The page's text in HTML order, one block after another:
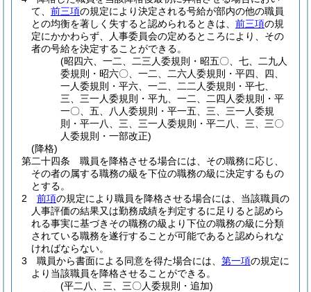
て、 前三項の規定により決定される号給が部内の他の職員
との均衡を著しく失すると認められるときは、 前三項の規
定にかかわらず、人事委員会の定めるところにより、その
者の号給を決定することができる。
(昭四六、一二、二三人委規則・昭五〇、七、二九人
委規則・昭六〇、一二、二六人委規則・平四、四、
一人委規則・平六、一二、二二人委規則・平七、
三、三一人委規則・平九、一二、二四人委規則・平
一〇、五、八人委規則・平一五、三、三一人委規
則・平一八、三、三一人委規則・平二八、三、三〇
人委規則・一部改正)
(降格)
第二十四条
職員を降格させる場合には、その職務に応じ、
その者の属する職務の級を下位の職務の級に決定するもの
とする。
2
前項の規定により職員を降格させる場合には、当該職員の
人事評価の結果又は勤務成績を判定するに足りると認めら
れる事実に基づきその職務の級より下位の職務の級に分類
されている職務を遂行することが可能であると認められな
ければならない。
3
職員から書面による同意を得た場合には、 第一項の規定に
より当該職員を降格させることができる。
(平二八、三、三〇人委規則・追加)